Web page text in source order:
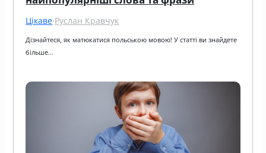
Цікаве·Руслан Кравчук
Дізнайтеся, як матюкатися польською мовою! У статті ви знайдете
більше…